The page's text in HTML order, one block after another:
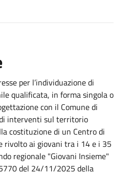
per l’individuazione di
qualificata, in forma singola o
con il Comune di
interventi sul territorio
costituzione di un Centro di
rivolto ai giovani tra i 14 e i 35
regionale "Giovani Insieme"
del 24/11/2025 della